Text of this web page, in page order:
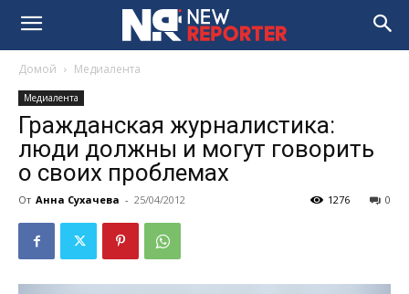
Домой Медиалента
Медиалента
Гражданская журналистика:
люди должны и могут говорить
о своих проблемах
От Анна Сухачева - 25/04/2012 0
1276